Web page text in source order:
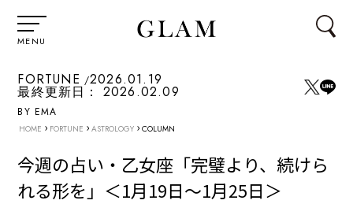
MENU
FORTUNE 2026.01.19
最終更新日： 2026.02.09
BY EMA
HOME › FORTUNE › ASTROLOGY › COLUMN
今週の占い・乙女座「完璧より、続けら
れる形を」＜1月19日～1月25日＞